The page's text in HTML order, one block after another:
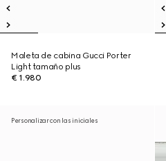
Maleta de cabina Gucci Porter
Light tamaño plus
€ 1.980
Personalizar con las iniciales